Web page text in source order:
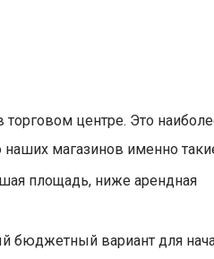
центре. Это
магазинов именно
площадь, ниже арендная
бюджетный вариант для